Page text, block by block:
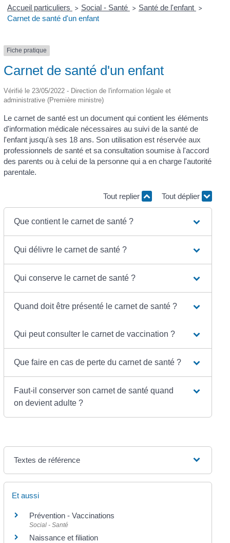
Accueil particuliers > Social - Santé > Santé de l'enfant >
Carnet de santé d'un enfant
Fiche pratique
Carnet de santé d'un enfant
Vérifié le 23/05/2022 - Direction de l'information légale et
administrative (Première ministre)
Le carnet de santé est un document qui contient les éléments
d'information médicale nécessaires au suivi de la santé de
l'enfant jusqu'à ses 18 ans. Son utilisation est réservée aux
professionnels de santé et sa consultation soumise à l'accord
des parents ou à celui de la personne qui a en charge l'autorité
parentale.
Tout replier Tout déplier
Que contient le carnet de santé ?
Qui délivre le carnet de santé ?
Qui conserve le carnet de santé ?
Quand doit être présenté le carnet de santé ?
Qui peut consulter le carnet de vaccination ?
Que faire en cas de perte du carnet de santé ?
Faut-il conserver son carnet de santé quand
on devient adulte ?
Textes de référence
Et aussi
Prévention - Vaccinations
Social - Santé
Naissance et filiation